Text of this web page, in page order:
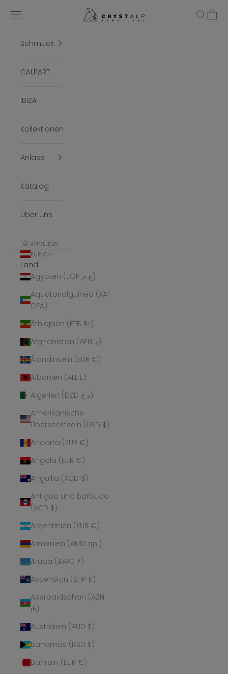
crystalpjewelry
Menü Suchen
Schmuck
CALPART
IBIZA
Kollektionen
Anlass
Katalog
Über uns
ANMELDEN
EUR €
Land
Ägypten (EGP ج.م)
Äquatorialguinea (XAF
CFA)
Äthiopien (ETB Br)
Afghanistan (AFN ؋)
Ålandinseln (EUR €)
Albanien (ALL L)
Algerien (DZD د.ج)
Amerikanische
Überseeinseln (USD $)
Andorra (EUR €)
Angola (EUR €)
Anguilla (XCD $)
Antigua und Barbuda
(XCD $)
Argentinien (EUR €)
Armenien (AMD դր.)
Aruba (AWG ƒ)
Ascension (SHP £)
Aserbaidschan (AZN
₼)
Australien (AUD $)
Bahamas (BSD $)
Bahrain (EUR €)